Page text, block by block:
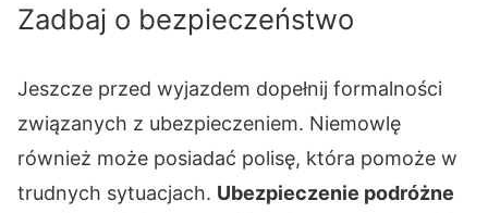
Zadbaj o bezpieczeństwo
Jeszcze przed wyjazdem dopełnij formalności
związanych z ubezpieczeniem. Niemowlę
również może posiadać polisę, która pomoże w
trudnych sytuacjach. Ubezpieczenie podróżne